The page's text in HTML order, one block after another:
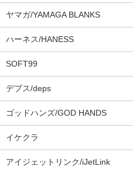
ヤマガ/YAMAGA BLANKS
ハーネス/HANESS
SOFT99
デプス/deps
ゴッドハンズ/GOD HANDS
イケクラ
アイジェットリンク/iJetLink